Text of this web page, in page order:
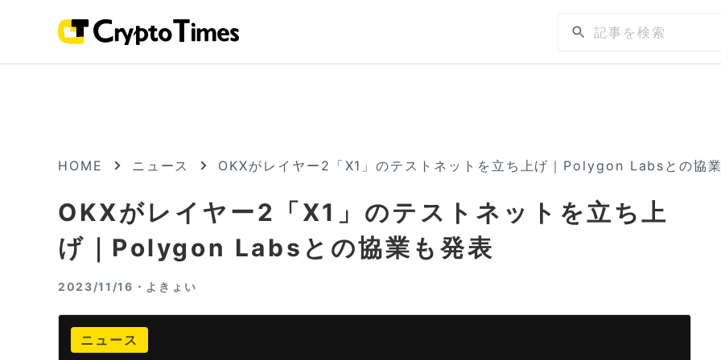
HOME ニュース OKXがレイヤー2「X1」のテストネットを立ち上げ｜Polygon Labsとの協
OKXがレイヤー2「X1」のテストネットを立ち上
げ｜Polygon Labsとの協業も発表
2023/11/16・ よきょい
ニュース